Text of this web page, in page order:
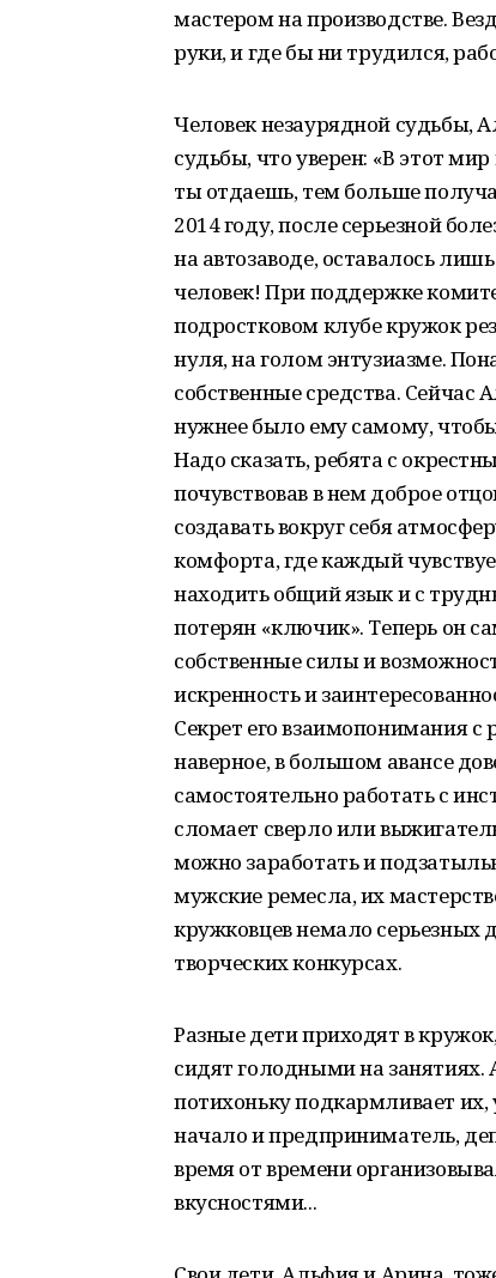
мастером на производстве.
руки, и где бы ни трудился,
Человек незаурядной судьбы,
судьбы, что уверен: «В этот
ты отдаешь, тем больше
2014 году, после серьезной
на автозаводе, оставалось
человек! При поддержке
подростковом клубе кружок
нуля, на голом энтузиазме.
собственные средства. Сейчас
нужнее было ему самому,
Надо сказать, ребята с
почувствовав в нем доброе
создавать вокруг себя
комфорта, где каждый
находить общий язык и с
потерян «ключик». Теперь он
собственные силы и
искренность и
Секрет его взаимопонимания
наверное, в большом авансе
самостоятельно работать с
сломает сверло или
можно заработать и
мужские ремесла, их
кружковцев немало серьезных
творческих конкурсах.
Разные дети приходят в
сидят голодными на занятиях.
потихоньку подкармливает
начало и предприниматель,
время от времени
вкусностями...